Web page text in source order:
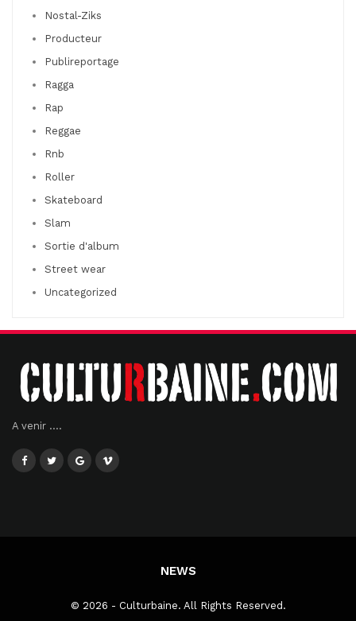
Nostal-Ziks
Producteur
Publireportage
Ragga
Rap
Reggae
Rnb
Roller
Skateboard
Slam
Sortie d'album
Street wear
Uncategorized
A venir ....
NEWS
© 2026 - Culturbaine. All Rights Reserved.